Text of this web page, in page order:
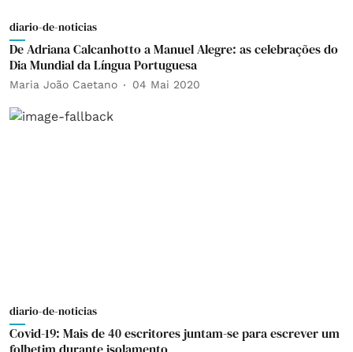
diario-de-noticias
De Adriana Calcanhotto a Manuel Alegre: as celebrações do
Dia Mundial da Língua Portuguesa
Maria João Caetano 04 Mai 2020
diario-de-noticias
Covid-19: Mais de 40 escritores juntam-se para escrever um